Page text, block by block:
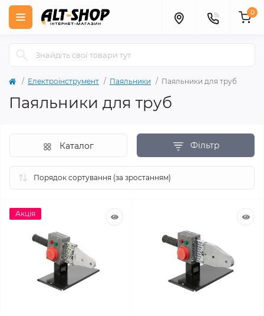
0
Електроінструмент Паяльники Паяльники для труб
Паяльники для труб
Фільтр
Каталог
Акція